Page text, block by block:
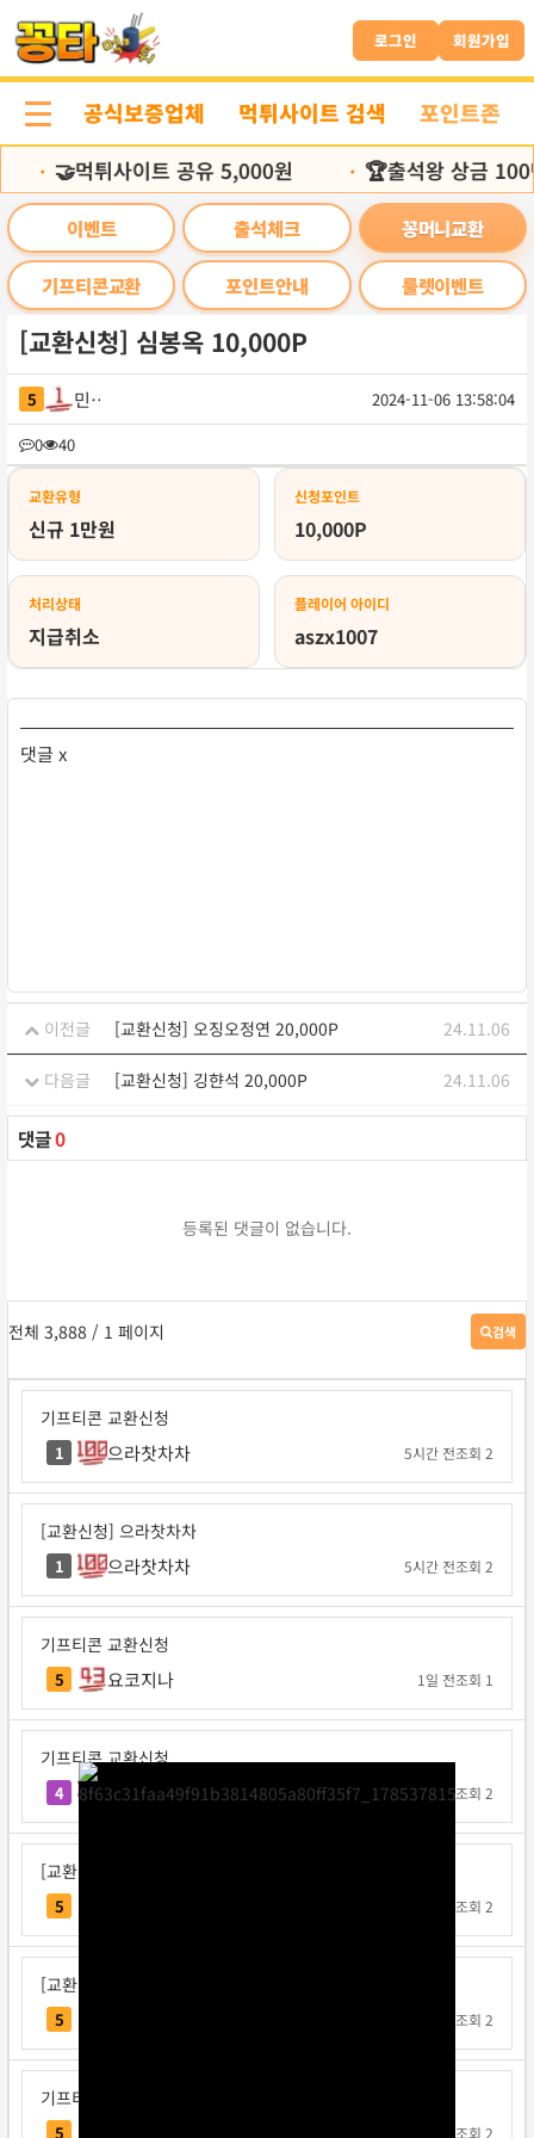
문
로
로그인 회원가입
공식보증업체 먹튀사이트 검색 포인트존
🤝먹튀사이트 공유 5,000원 🏆출석왕 상금 100
이벤트 출석체크 꽁머니교환
기프티콘교환 포인트안내 룰렛이벤트
[교환신청] 심봉옥 10,000P
5 민옹
2024-11-06 13:58:04
0
40
록
교환유형
신규 1만원
신청포인트
10,000P
처리상태
지급취소
플레이어 아이디
aszx1007
댓글 x
이전글 [교환신청] 오징오정연 20,000P 24.11.06
다음글 [교환신청] 깅햔석 20,000P 24.11.06
댓글0
등록된 댓글이 없습니다.
전체 3,888 / 1 페이지 검색
게
판
검
기프티콘 교환신청
1 으라찻차차 5시간 전조회 2
[교환신청] 으라찻차차
1 으라찻차차 5시간 전조회 2
기프티콘 교환신청
5 요코지나 1일 전조회 1
기프티콘 교환신청
4 불타는고구마 1일 전조회 2
[교환신청] 다또속
5 조회 2
[교환신청] 일구쏙이구팅
5 조회 2
기프티콘 교환신청
5 조회 2